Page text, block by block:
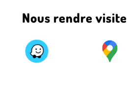
Nous rendre visite